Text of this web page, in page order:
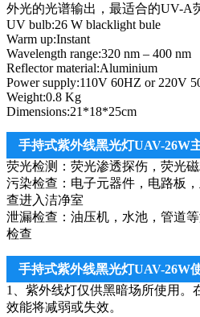
外光的光谱输出，最适合的UV-A
UV bulb:26 W blacklight bule
Warm up:Instant
Wavelength range:320 nm – 400 nm
Reflector material:Aluminium
Power supply:110V 60HZ or 220V
Weight:0.8 Kg
Dimensions:21*18*25cm
手持式紫外线黑光灯UAV-26W
荧光检测：荧光渗透探伤，荧光
污染检查：电子元器件，电路板
查进入洁净室
泄漏检查：油压机，水池，管道
检查
手持式紫外线黑光灯UAV-26W
1、紫外线灯仅供黑暗场所使用。
效能将减弱或失效。